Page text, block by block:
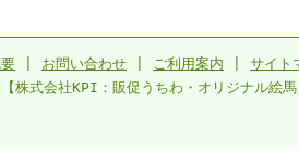
お問い合わせ ご利用案内
サイト
式会社KPI：販促うちわ・オリジナル